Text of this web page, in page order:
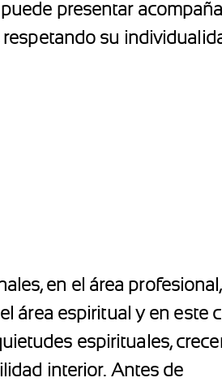
presentar
su
en el área
área espiritual y en este
espirituales,
interior. Antes de